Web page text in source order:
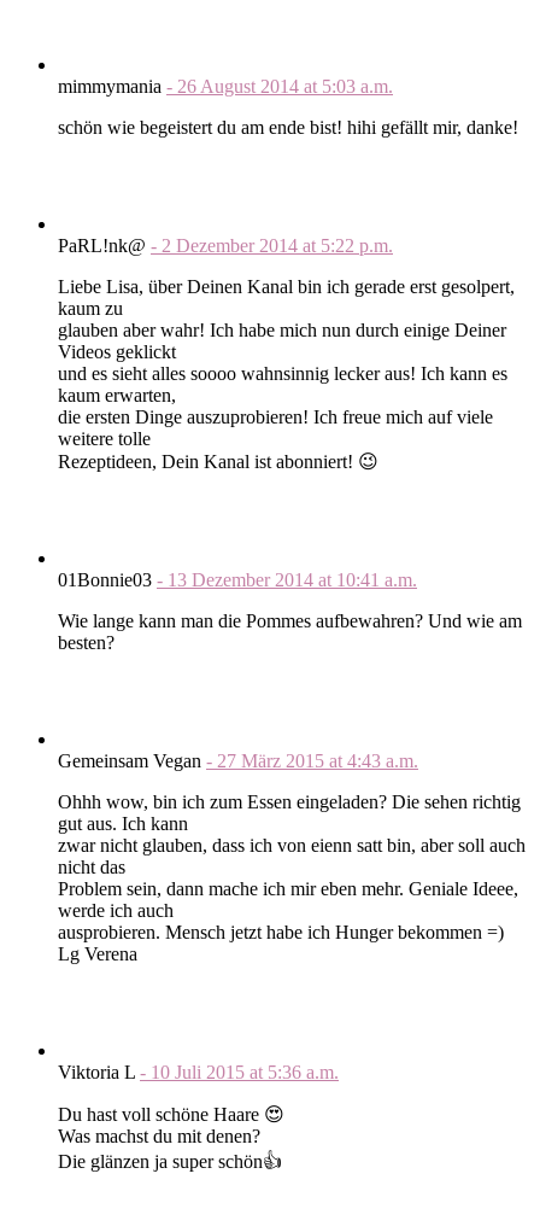
mimmymania - 26 August 2014 at 5:03 a.m.
schön wie begeistert du am ende bist! hihi gefällt mir, danke!
PaRL!nk@ - 2 Dezember 2014 at 5:22 p.m.
Liebe Lisa, über Deinen Kanal bin ich gerade erst gesolpert,
kaum zu
glauben aber wahr! Ich habe mich nun durch einige Deiner
Videos geklickt
und es sieht alles soooo wahnsinnig lecker aus! Ich kann es
kaum erwarten,
die ersten Dinge auszuprobieren! Ich freue mich auf viele
weitere tolle
Rezeptideen, Dein Kanal ist abonniert! 😉
01Bonnie03 - 13 Dezember 2014 at 10:41 a.m.
Wie lange kann man die Pommes aufbewahren? Und wie am
besten?
Gemeinsam Vegan - 27 März 2015 at 4:43 a.m.
Ohhh wow, bin ich zum Essen eingeladen? Die sehen richtig
gut aus. Ich kann
zwar nicht glauben, dass ich von eienn satt bin, aber soll auch
nicht das
Problem sein, dann mache ich mir eben mehr. Geniale Ideee,
werde ich auch
ausprobieren. Mensch jetzt habe ich Hunger bekommen =)
Lg Verena
Viktoria L - 10 Juli 2015 at 5:36 a.m.
Du hast voll schöne Haare 😍
Was machst du mit denen?
Die glänzen ja super schön👍